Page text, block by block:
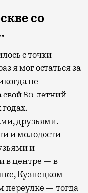
со
с точки
я мог остаться за
не
свой 80-летний
годах.
друзьями.
и молодости —
и
в центре — в
Кузнецком
переулке — тогда